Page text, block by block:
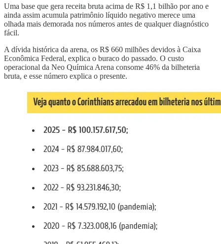
Uma base que gera receita bruta acima de R$ 1,1 bilhão por ano e
ainda assim acumula patrimônio líquido negativo merece uma
olhada mais demorada nos números antes de qualquer diagnóstico
fácil.
A dívida histórica da arena, os R$ 660 milhões devidos à Caixa
Econômica Federal, explica o buraco do passado. O custo
operacional da Neo Química Arena consome 46% da bilheteria
bruta, e esse número explica o presente.